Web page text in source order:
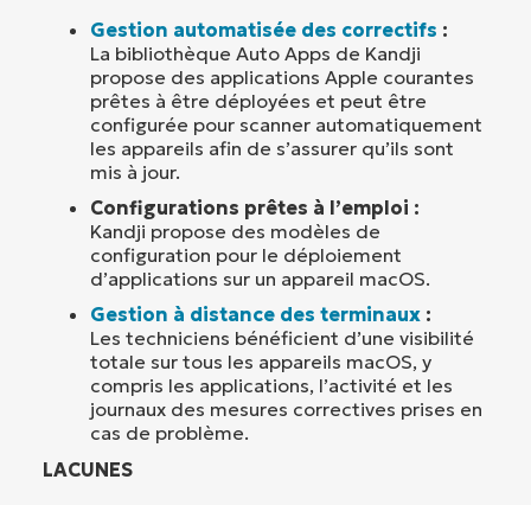
Gestion automatisée des correctifs :
La bibliothèque Auto Apps de Kandji
propose des applications Apple courantes
prêtes à être déployées et peut être
configurée pour scanner automatiquement
les appareils afin de s’assurer qu’ils sont
mis à jour.
Configurations prêtes à l’emploi :
Kandji propose des modèles de
configuration pour le déploiement
d’applications sur un appareil macOS.
Gestion à distance des terminaux :
Les techniciens bénéficient d’une visibilité
totale sur tous les appareils macOS, y
compris les applications, l’activité et les
journaux des mesures correctives prises en
cas de problème.
LACUNES